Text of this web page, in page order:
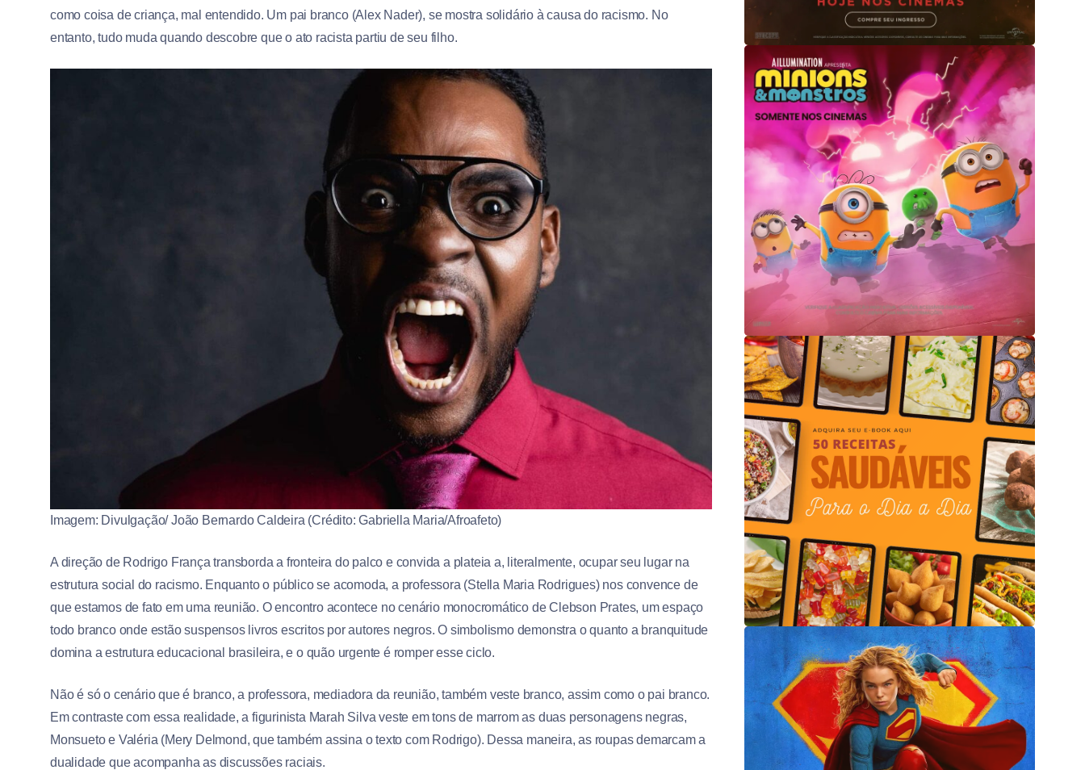
como coisa de criança, mal entendido. Um pai branco (Alex Nader), se mostra solidário à causa do racismo. No
entanto, tudo muda quando descobre que o ato racista partiu de seu filho.
Imagem: Divulgação/ João Bernardo Caldeira (Crédito: Gabriella Maria/Afroafeto)
A direção de Rodrigo França transborda a fronteira do palco e convida a plateia a, literalmente, ocupar seu lugar na
estrutura social do racismo. Enquanto o público se acomoda, a professora (Stella Maria Rodrigues) nos convence de
que estamos de fato em uma reunião. O encontro acontece no cenário monocromático de Clebson Prates, um espaço
todo branco onde estão suspensos livros escritos por autores negros. O simbolismo demonstra o quanto a branquitude
domina a estrutura educacional brasileira, e o quão urgente é romper esse ciclo.
Não é só o cenário que é branco, a professora, mediadora da reunião, também veste branco, assim como o pai branco.
Em contraste com essa realidade, a figurinista Marah Silva veste em tons de marrom as duas personagens negras,
Monsueto e Valéria (Mery Delmond, que também assina o texto com Rodrigo). Dessa maneira, as roupas demarcam a
dualidade que acompanha as discussões raciais.